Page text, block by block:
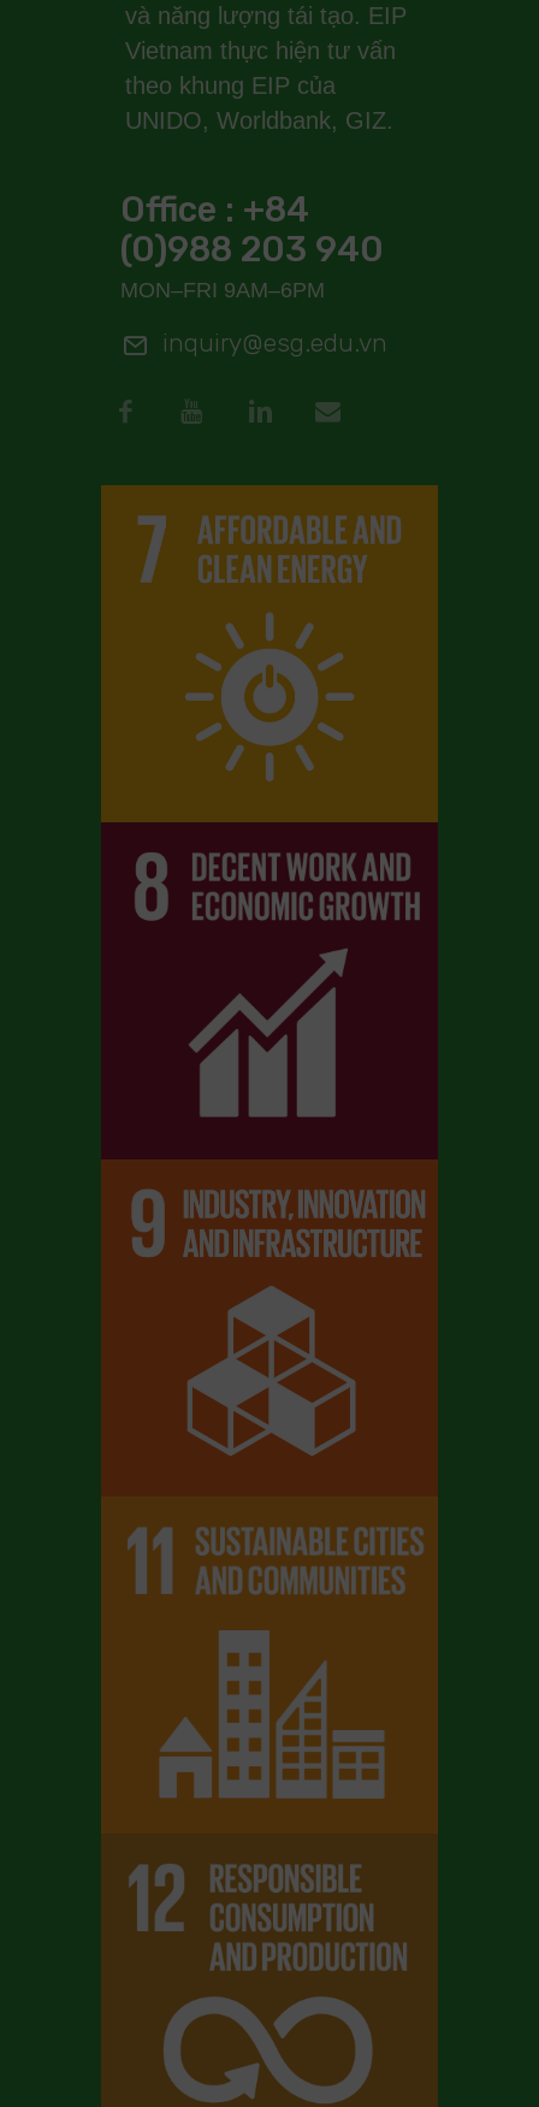
và năng lượng tái tạo. EIP
Vietnam thực hiện tư vấn
theo khung EIP của
UNIDO, Worldbank, GIZ.
Office : +84
(0)988 203 940
MON–FRI 9AM–6PM
inquiry@esg.edu.vn